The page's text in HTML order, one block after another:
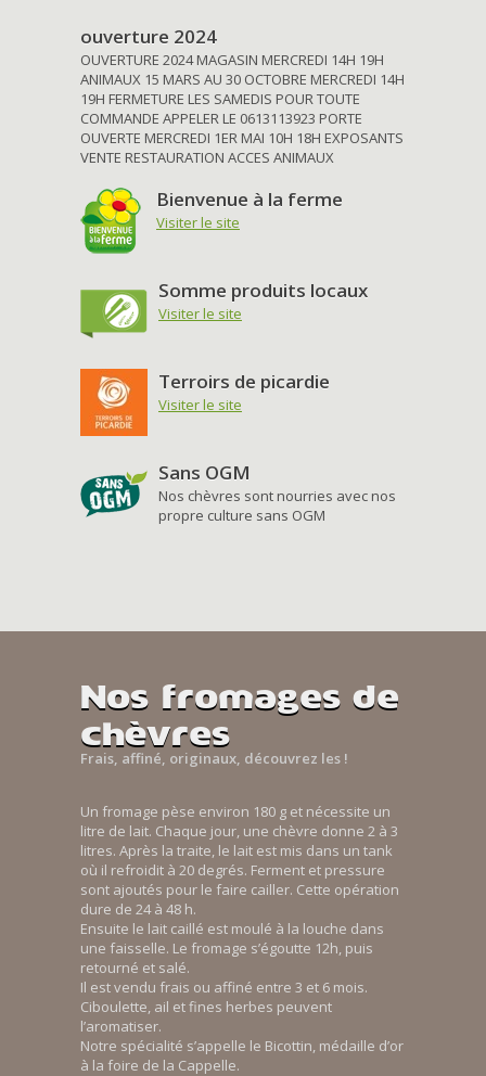
ouverture 2024
OUVERTURE 2024 MAGASIN MERCREDI 14H 19H
ANIMAUX 15 MARS AU 30 OCTOBRE MERCREDI 14H
19H FERMETURE LES SAMEDIS POUR TOUTE
COMMANDE APPELER LE 0613113923 PORTE
OUVERTE MERCREDI 1ER MAI 10H 18H EXPOSANTS
VENTE RESTAURATION ACCES ANIMAUX
Bienvenue à la ferme
Visiter le site
Somme produits locaux
Visiter le site
Terroirs de picardie
Visiter le site
Sans OGM
Nos chèvres sont nourries avec nos
propre culture sans OGM
Nos fromages de
chèvres
Frais, affiné, originaux, découvrez les !
Un fromage pèse environ 180 g et nécessite un
litre de lait. Chaque jour, une chèvre donne 2 à 3
litres. Après la traite, le lait est mis dans un tank
où il refroidit à 20 degrés. Ferment et pressure
sont ajoutés pour le faire cailler. Cette opération
dure de 24 à 48 h.
Ensuite le lait caillé est moulé à la louche dans
une faisselle. Le fromage s’égoutte 12h, puis
retourné et salé.
Il est vendu frais ou affiné entre 3 et 6 mois.
Ciboulette, ail et fines herbes peuvent
l’aromatiser.
Notre spécialité s’appelle le Bicottin, médaille d’or
à la foire de la Cappelle.